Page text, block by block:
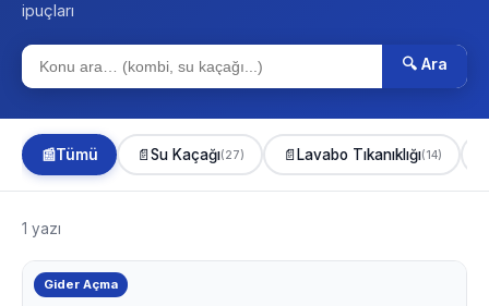
ipuçları
🔍 Ara
📰Tümü 📄Su Kaçağı(27) 📄Lavabo Tıkanıklığı(14)
1 yazı
Gider Açma